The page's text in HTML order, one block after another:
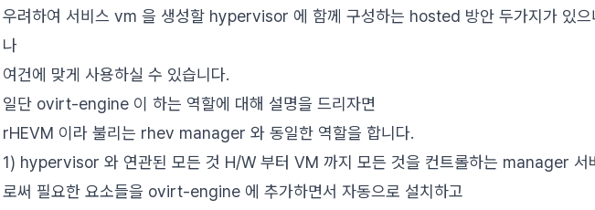
우려하여 서비스 vm 을 생성할 hypervisor 에 함께 구성하는 hosted 방안 두가지가 있으
나
여건에 맞게 사용하실 수 있습니다.
일단 ovirt-engine 이 하는 역할에 대해 설명을 드리자면
rHEVM 이라 불리는 rhev manager 와 동일한 역할을 합니다.
1) hypervisor 와 연관된 모든 것 H/W 부터 VM 까지 모든 것을 컨트롤하는 manager
로써 필요한 요소들을 ovirt-engine 에 추가하면서 자동으로 설치하고